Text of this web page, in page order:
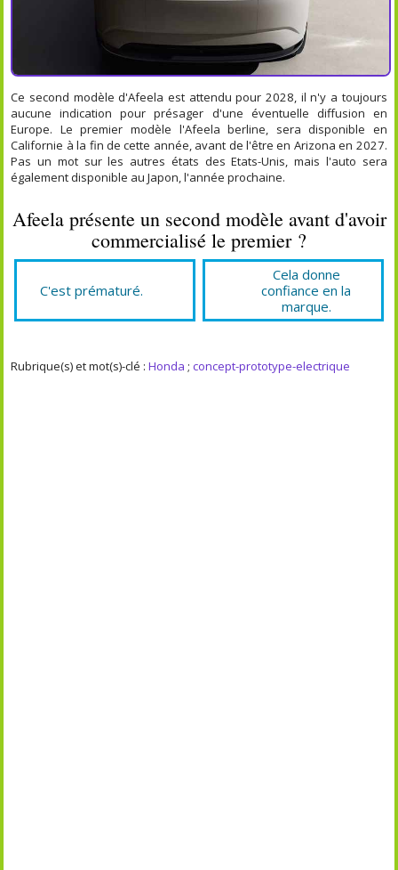
Ce second modèle d'Afeela est attendu pour 2028, il n'y a toujours
aucune indication pour présager d'une éventuelle diffusion en
Europe. Le premier modèle l'Afeela berline, sera disponible en
Californie à la fin de cette année, avant de l'être en Arizona en 2027.
Pas un mot sur les autres états des Etats-Unis, mais l'auto sera
également disponible au Japon, l'année prochaine.
Afeela présente un second modèle avant d'avoir
commercialisé le premier ?
C'est prématuré.
Cela donne
confiance en la
marque.
Rubrique(s) et mot(s)-clé :Honda ;concept-prototype-electrique